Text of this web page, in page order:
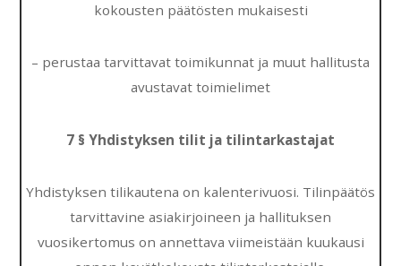
kokousten päätösten mukaisesti
– perustaa tarvittavat toimikunnat ja muut hallitusta
avustavat toimielimet
7 § Yhdistyksen tilit ja tilintarkastajat
Yhdistyksen tilikautena on kalenterivuosi. Tilinpäätös
tarvittavine asiakirjoineen ja hallituksen
vuosikertomus on annettava viimeistään kuukausi